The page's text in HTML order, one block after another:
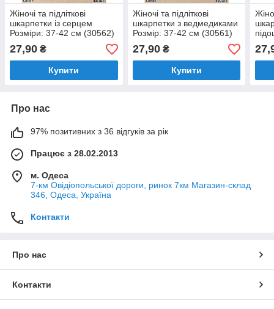
Жіночі та підліткові
шкарпетки із серцем
Розміри: 37-42 см (30562)
27,90 ₴
Купити
Жіночі та підліткові
шкарпетки з ведмедиками
Розмір: 37-42 см (30561)
27,90₴
Купити
см
Про нас
97% позитивних з 36 відгуків за рік
Працює з 28.02.2013
м. Одеса
7-км Овідіопольської дороги, ринок 7км Магазин-склад
346, Одеса, Україна
Контакти
Про нас
Контакти